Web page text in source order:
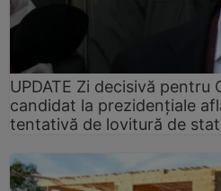
UPDATE Zi decisivă pentru
candidat la prezidențiale
tentativă de lovitură de stat